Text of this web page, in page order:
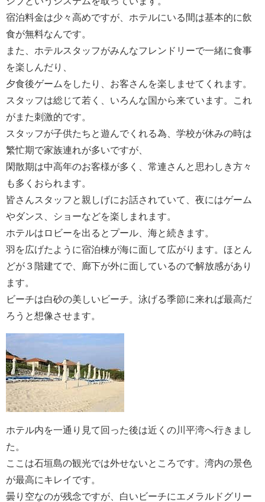
宿泊料金は少々高めですが、ホテルにいる間は基本的に飲
食が無料なんです。
また、ホテルスタッフがみんなフレンドリーで一緒に食事
を楽しんだり、
夕食後ゲームをしたり、お客さんを楽しませてくれます。
スタッフは総じて若く、いろんな国から来ています。これ
がまた刺激的です。
スタッフが子供たちと遊んでくれる為、学校が休みの時は
繁忙期で家族連れが多いですが、
閑散期は中高年のお客様が多く、常連さんと思わしき方々
も多くおられます。
皆さんスタッフと親しげにお話されていて、夜にはゲーム
やダンス、ショーなどを楽しまれます。
ホテルはロビーを出るとプール、海と続きます。
羽を広げたように宿泊棟が海に面して広がります。ほとん
どが３階建てで、廊下が外に面しているので解放感があり
ます。
ビーチは白砂の美しいビーチ。泳げる季節に来れば最高だ
ろうと想像させます。
ホテル内を一通り見て回った後は近くの川平湾へ行きまし
た。
ここは石垣島の観光では外せないところです。湾内の景色
が最高にキレイです。
曇り空なのが残念ですが、白いビーチにエメラルドグリー